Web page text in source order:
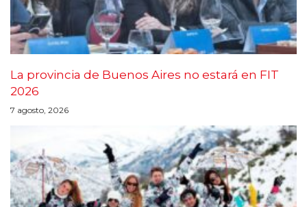
La provincia de Buenos Aires no estará en FIT
2026
7 agosto, 2026